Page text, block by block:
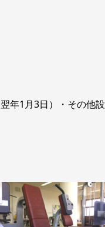
年1月3日）・その他設